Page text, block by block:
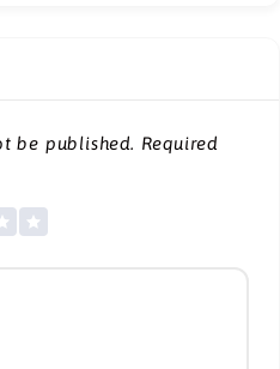
be published. Required